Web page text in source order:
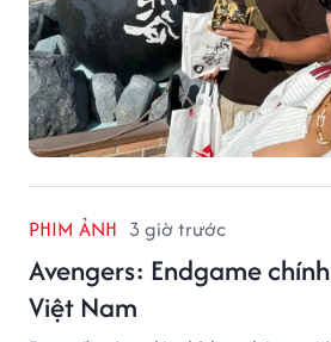
PHIM ẢNH 3 giờ trước
Avengers: Endgame
Việt Nam